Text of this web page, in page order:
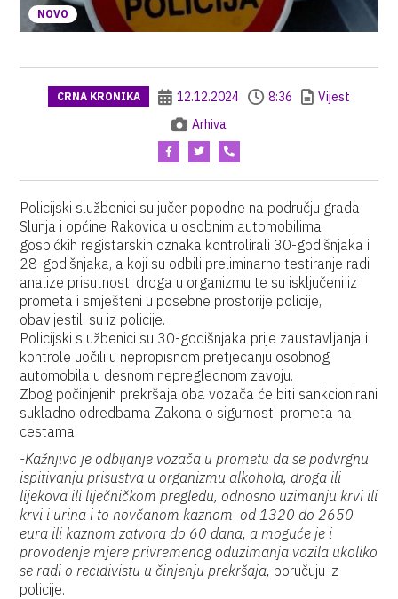
NOVO
CRNA KRONIKA 12.12.2024 8:36
Vijest
Arhiva
Policijski službenici su jučer popodne na području grada
Slunja i općine Rakovica u osobnim automobilima
gospićkih registarskih oznaka kontrolirali 30-godišnjaka i
28-godišnjaka, a koji su odbili preliminarno testiranje radi
analize prisutnosti droga u organizmu te su isključeni iz
prometa i smješteni u posebne prostorije policije,
obavijestili su iz policije.
Policijski službenici su 30-godišnjaka prije zaustavljanja i
kontrole uočili u nepropisnom pretjecanju osobnog
automobila u desnom nepreglednom zavoju.
Zbog počinjenih prekršaja oba vozača će biti sankcionirani
sukladno odredbama Zakona o sigurnosti prometa na
cestama.
-Kažnjivo je odbijanje vozača u prometu da se podvrgnu
ispitivanju prisustva u organizmu alkohola, droga ili
lijekova ili liječničkom pregledu, odnosno uzimanju krvi ili
krvi i urina i to novčanom kaznom od 1320 do 2650
eura ili kaznom zatvora do 60 dana, a moguće je i
provođenje mjere privremenog oduzimanja vozila ukoliko
se radi o recidivistu u činjenju prekršaja, poručuju iz
policije.